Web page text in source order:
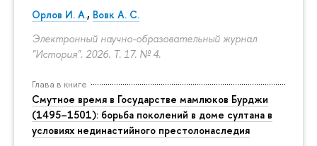
Орлов И. А., Вовк А. С.
Электронный научно-образовательный журнал
"История". 2026. Т. 17. № 4.
Глава в книге
Смутное время в Государстве мамлюков Бурджи
(1495–1501): борьба поколений в доме султана в
условиях нединастийного престолонаследия